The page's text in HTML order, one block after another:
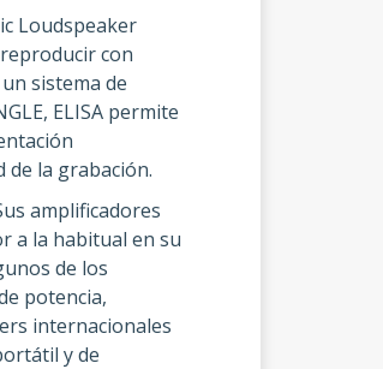
Loudspeaker
con
sistema de
ELISA permite
la grabación.
amplificadores
a la habitual en su
de los
potencia,
internacionales
y de